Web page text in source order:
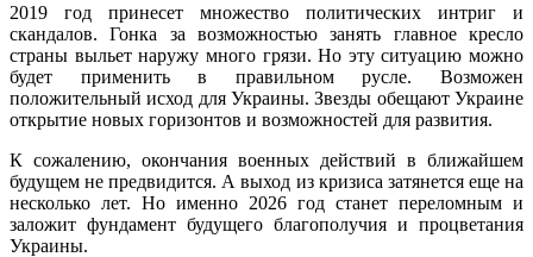
2019 год принесет множество политических интриг и
скандалов. Гонка за возможностью занять главное кресло
страны выльет наружу много грязи. Но эту ситуацию можно
будет применить в правильном русле. Возможен
положительный исход для Украины. Звезды обещают Украине
открытие новых горизонтов и возможностей для развития.
К сожалению, окончания военных действий в ближайшем
будущем не предвидится. А выход из кризиса затянется еще на
несколько лет. Но именно 2026 год станет переломным и
заложит фундамент будущего благополучия и процветания
Украины.